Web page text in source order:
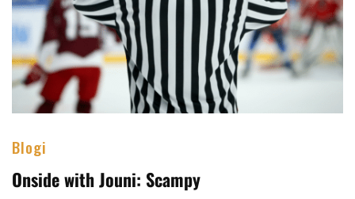
Blogi
Onside with Jouni: Scampy